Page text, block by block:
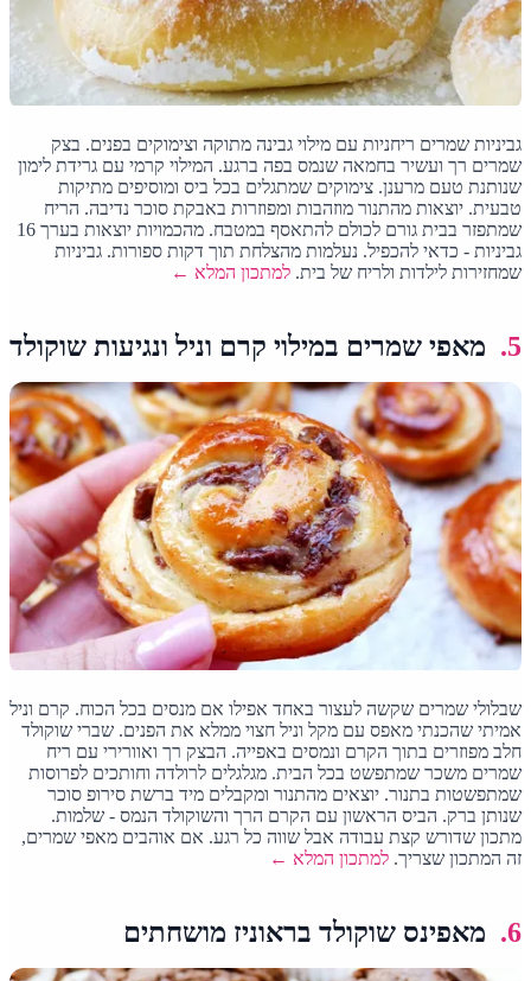
גביניות שמרים ריחניות עם מילוי גבינה מתוקה וצימוקים בפנים. בצק
שמרים רך ועשיר בחמאה שנמס בפה ברגע. המילוי קרמי עם גרידת לימון
שנותנת טעם מרענן. צימוקים שמתגלים בכל ביס ומוסיפים מתיקות
טבעית. יוצאות מהתנור מוזהבות ומפוזרות באבקת סוכר נדיבה. הריח
שמתפזר בבית גורם לכולם להתאסף במטבח. מהכמויות יוצאות בערך 16
גביניות - כדאי להכפיל. נעלמות מהצלחת תוך דקות ספורות. גביניות
שמחזירות לילדות ולריח של בית.למתכון המלא ←
5. מאפי שמרים במילוי קרם וניל ונגיעות שוקולד
שבלולי שמרים שקשה לעצור באחד אפילו אם מנסים בכל הכוח. קרם וניל
אמיתי שהכנתי מאפס עם מקל וניל חצוי ממלא את הפנים. שברי שוקולד
חלב מפוזרים בתוך הקרם ונמסים באפייה. הבצק רך ואוורירי עם ריח
שמרים משכר שמתפשט בכל הבית. מגלגלים לרולדה וחותכים לפרוסות
שמתפשטות בתנור. יוצאים מהתנור ומקבלים מיד ברשת סירופ סוכר
שנותן ברק. הביס הראשון עם הקרם הרך והשוקולד הנמס - שלמות.
מתכון שדורש קצת עבודה אבל שווה כל רגע. אם אוהבים מאפי שמרים,
זה המתכון שצריך.למתכון המלא ←
6. מאפינס שוקולד בראוניז מושחתים